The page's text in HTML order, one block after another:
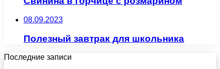
08.09.2023
Полезный завтрак для школьника
Последние записи